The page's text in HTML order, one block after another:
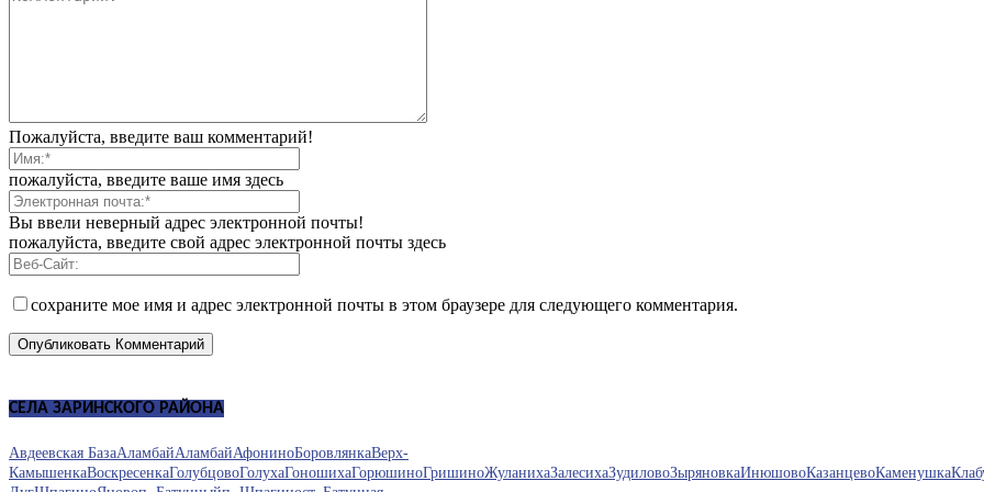
Пожалуйста, введите ваш комментарий!
пожалуйста, введите ваше имя здесь
Вы ввели неверный адрес электронной почты!
пожалуйста, введите свой адрес электронной почты здесь
сохраните мое имя и адрес электронной почты в этом браузере для следующего комментария.
СЕЛА ЗАРИНСКОГО РАЙОНА
Авдеевская БазаАламбайАламбайАфониноБоровлянкаВерх-
КамышенкаВоскресенкаГолубцовоГолухаГоношихаГорюшиноГришиноЖуланихаЗалесихаЗудиловоЗыряновкаИнюшовоКазанцевоКаменушка